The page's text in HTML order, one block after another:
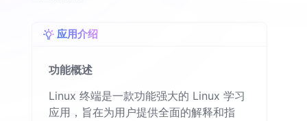
应用介绍
功能概述
Linux 终端是一款功能强大的 Linux 学习
应用，旨在为用户提供全面的解释和指